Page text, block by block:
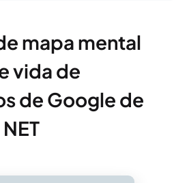
mapa mental
vida de
de Google de